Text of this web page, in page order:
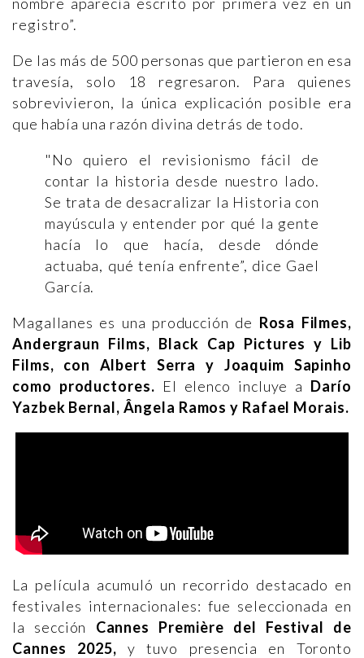
registro”.
De las más de 500 personas que partieron en esa
travesía, solo 18 regresaron. Para quienes
sobrevivieron, la única explicación posible era
que había una razón divina detrás de todo.
"No quiero el revisionismo fácil de
contar la historia desde nuestro lado.
Se trata de desacralizar la Historia con
mayúscula y entender por qué la gente
hacía lo que hacía, desde dónde
actuaba, qué tenía enfrente”, dice Gael
García.
Magallanes es una producción de Rosa Filmes,
Andergraun Films, Black Cap Pictures y Lib
Films, con Albert Serra y Joaquim Sapinho
como productores. El elenco incluye a Darío
Yazbek Bernal, Ângela Ramos y Rafael Morais.
La película acumuló un recorrido destacado en
festivales internacionales: fue seleccionada en
la sección Cannes Première del Festival de
Cannes 2025, y tuvo presencia en Toronto